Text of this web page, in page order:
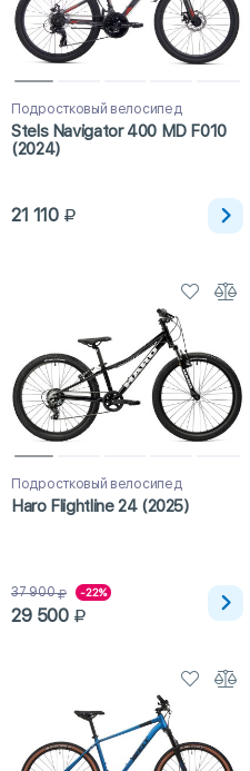
Подростковый велосипед
Stels Navigator 400 MD F010
(2024)
21 110
Подростковый велосипед
Haro Flightline 24 (2025)
37 900 -22%
29 500